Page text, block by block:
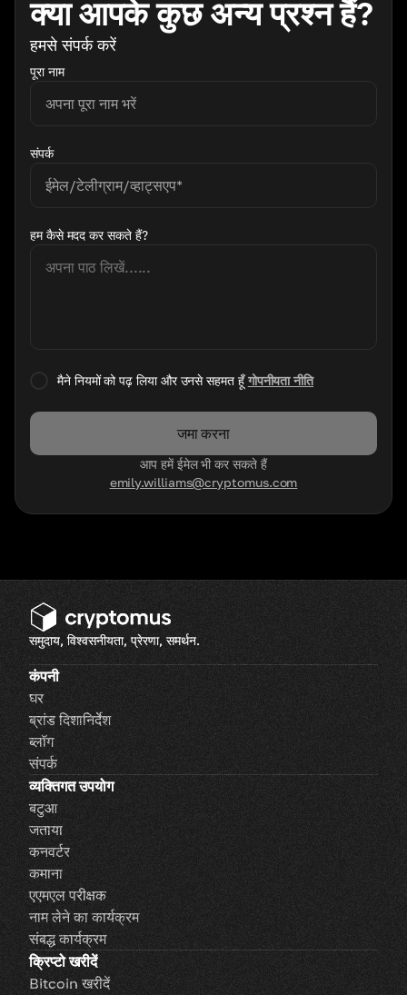
पुरस्कार अर्जित करते हैं।
क्या आपके कुछ अन्य प्रश्न हैं?
हमसे संपर्क करें
पूरा नाम
संपर्क
हम कैसे मदद कर सकते हैं?
मैने नियमों को पढ़ लिया और उनसे सहमत हूँ गोपनीयता नीति
जमा करना
आप हमें ईमेल भी कर सकते हैं
emily.williams@cryptomus.com
समुदाय, विश्वसनीयता, प्रेरणा, समर्थन.
कंपनी
घर
ब्रांड दिशानिर्देश
ब्लॉग
संपर्क
व्यक्तिगत उपयोग
बटुआ
जताया
कनवर्टर
कमाना
एएमएल परीक्षक
नाम लेने का कार्यक्रम
संबद्ध कार्यक्रम
क्रिप्टो खरीदें
Bitcoin खरीदें